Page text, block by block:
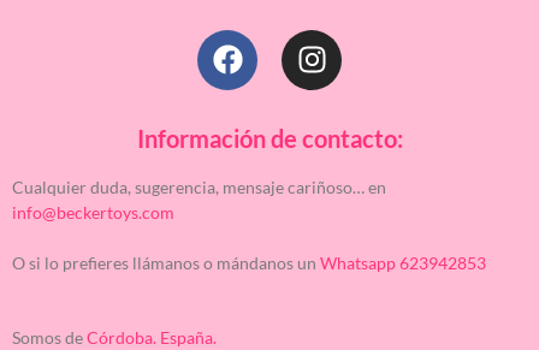
Información de contacto:
Cualquier duda, sugerencia, mensaje cariñoso… en
info@beckertoys.com
O si lo prefieres llámanos o mándanos un Whatsapp 623942853
Somos deCórdoba. España.